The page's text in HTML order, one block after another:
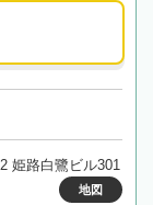
姫路白鷺ビル301
地図